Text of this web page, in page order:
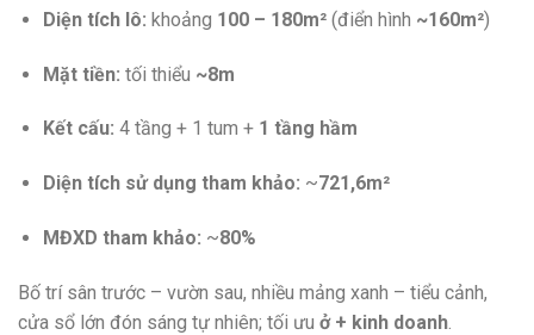
Diện tích lô: khoảng 100 – 180m²(điển hình ~160m²)
Mặt tiền: tối thiểu ~8m
Kết cấu: 4 tầng + 1 tum + 1 tầng hầm
Diện tích sử dụng tham khảo: ~721,6m²
MĐXD tham khảo: ~80%
Bố trí sân trước – vườn sau, nhiều mảng xanh – tiểu cảnh,
cửa sổ lớn đón sáng tự nhiên; tối ưu ở + kinh doanh